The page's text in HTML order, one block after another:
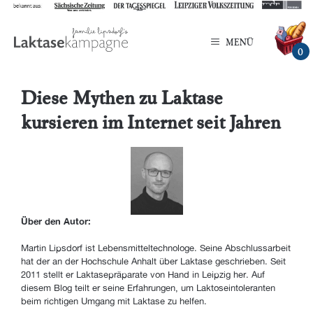
Zum
springen
0
MENÜ
Diese Mythen zu Laktase
kursieren im Internet seit Jahren
Über den Autor:
Martin Lipsdorf ist Lebensmitteltechnologe. Seine Abschlussarbeit
hat der an der Hochschule Anhalt über Laktase geschrieben. Seit
2011 stellt er Laktasepräparate von Hand in Leipzig her. Auf
diesem Blog teilt er seine Erfahrungen, um Laktoseintoleranten
beim richtigen Umgang mit Laktase zu helfen.